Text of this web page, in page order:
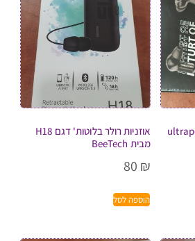
אוזניות רולר בלוטות' דגם H18
מבית BeeTech
80 ₪
הוספה לסל